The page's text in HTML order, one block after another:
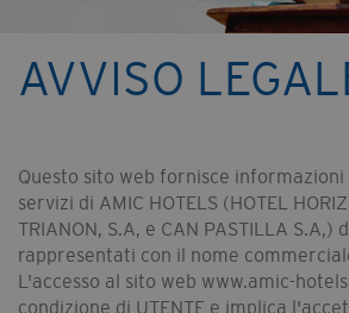
AVVISO
Questo sito web fornisce informazioni
servizi di AMIC HOTELS (HOTEL
TRIANON, S.A, e CAN PASTILLA
rappresentati con il nome
L'accesso al sito web www.amic-
condizione di UTENTE e implica